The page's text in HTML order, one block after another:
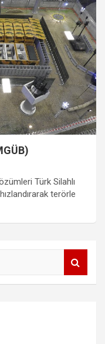
Türk Silahlı
terörle